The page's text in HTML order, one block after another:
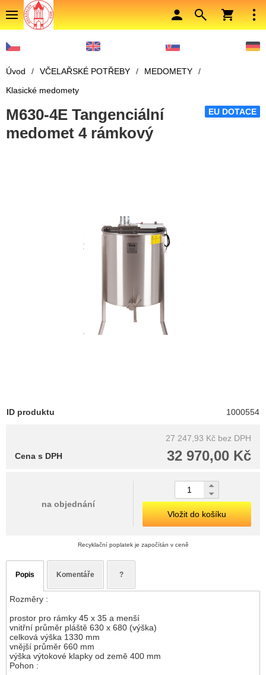
Úvod / VČELAŘSKÉ POTŘEBY / MEDOMETY
/
Klasické medomety
EU DOTACE
M630-4E Tangenciální
medomet 4 rámkový
ID produktu 1000554
27 247,93 Kč bez DPH
32 970,00 Kč
Cena s DPH
na objednání
Vložit do košíku
Recyklační poplatek je započítán v ceně
Popis Komentáře ?
Rozměry :
prostor pro rámky 45 x 35 a menší
vnitřní průměr pláště 630 x 680 (výška)
celková výška 1330 mm
vnější průměr 660 mm
výška výtokové klapky od země 400 mm
Pohon :